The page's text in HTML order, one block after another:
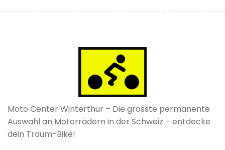
Moto Center Winterthur – Die grösste permanente
Auswahl an Motorrädern in der Schweiz – entdecke
dein Traum-Bike!